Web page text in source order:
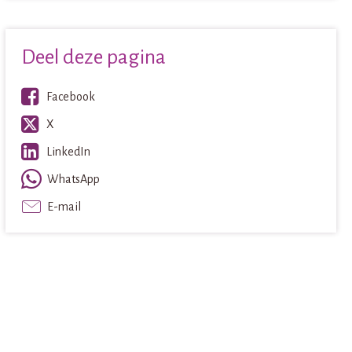
Deel deze pagina
Facebook
X
LinkedIn
WhatsApp
E-mail